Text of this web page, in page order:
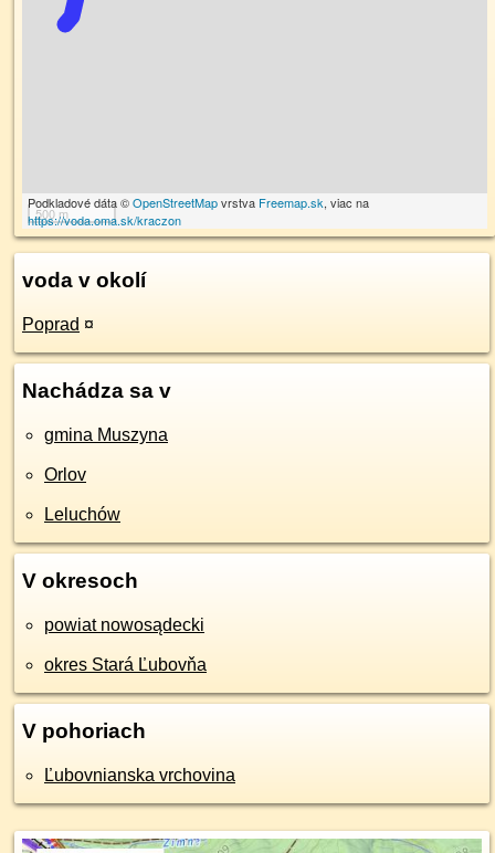
500 m
Podkladové dáta ©OpenStreetMapvrstva Freemap.sk, viac na
https://voda.oma.sk/kraczon
voda v okolí
Poprad ¤
Nachádza sa v
gmina Muszyna
Orlov
Leluchów
V okresoch
powiat nowosądecki
okres Stará Ľubovňa
V pohoriach
Ľubovnianska vrchovina